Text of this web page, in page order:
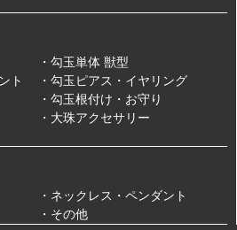
・勾玉単体 獣型
ト
・勾玉ピアス・イヤリング
・勾玉根付け・お守り
・大珠アクセサリー
・ネックレス・ペンダント
・その他